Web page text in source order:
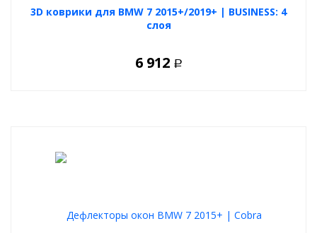
3D коврики для BMW 7 2015+/2019+ | BUSINESS: 4
слоя
6 912 Р